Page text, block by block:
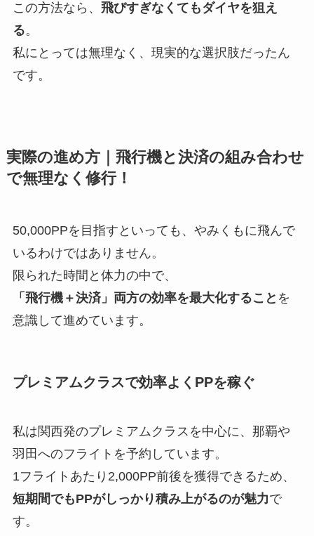
この方法なら、 飛びすぎなくてもダイヤを狙え
る。
私にとっては無理なく、現実的な選択肢だったん
です。
実際の進め方｜飛行機と決済の組み合わせ
で無理なく修行！
50,000PPを目指すといっても、やみくもに飛んで
いるわけではありません。
限られた時間と体力の中で、
「飛行機＋決済」両方の効率を最大化すること を
意識して進めています。
プレミアムクラスで効率よくPPを稼ぐ
私は関西発のプレミアムクラスを中心に、那覇や
羽田へのフライトを予約しています。
1フライトあたり2,000PP前後を獲得できるため、
短期間でもPPがしっかり積み上がるのが魅力で
す。